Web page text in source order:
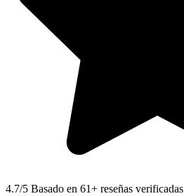
4.7/5 Basado en 61+ reseñas verificadas